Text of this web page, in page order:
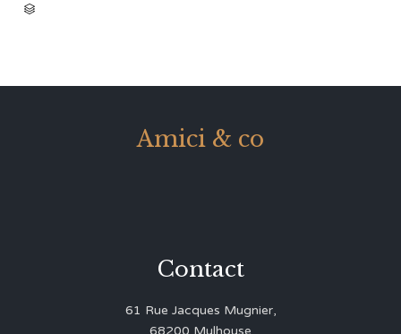

Amici & co
Contact
61 Rue Jacques Mugnier,